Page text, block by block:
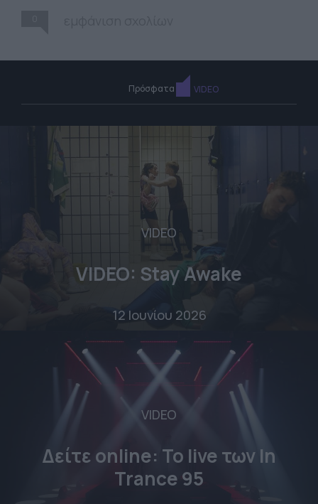
Πρόσφατα VIDEO
VIDEO
VIDEO: Stay Awake
12 Ιουνίου 2026
VIDEO
Δείτε online: To live των In
Trance 95